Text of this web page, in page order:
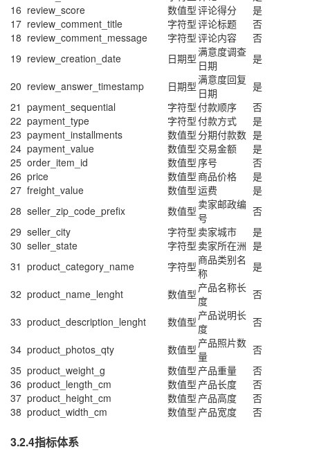
16 review_score 数值型评论得分
是
17 review_comment_title 字符型评论标题
否
18 review_comment_message 字符型评论内容
否
19 review_creation_date 日期型满意度调查
日期
是
20 review_answer_timestamp 日期型满意度回复
日期
是
21 payment_sequential 字符型付款顺序
否
22 payment_type 字符型付款方式
是
23 payment_installments 数值型分期付款数 是
24 payment_value 数值型 交易金额
是
25 order_item_id 数值型 序号
否
26 price 数值型商品价格
是
27 freight_value 数值型运费
是
28 seller_zip_code_prefix 数值型 卖家邮政编
号
否
29 seller_city 字符型 卖家城市
是
30 seller_state 字符型 卖家所在洲 是
31 product_category_name 字符型商品类别名
称
是
32 product_name_lenght 数值型 产品名称长
度
否
33 product_description_lenght 数值型 产品说明长
度
否
34 product_photos_qty 数值型 产品照片数
量
否
35 product_weight_g 数值型 产品重量
否
36 product_length_cm 数值型 产品长度
否
37 product_height_cm 数值型 产品高度
否
38 product_width_cm 数值型 产品宽度 否
3.2.4指标体系